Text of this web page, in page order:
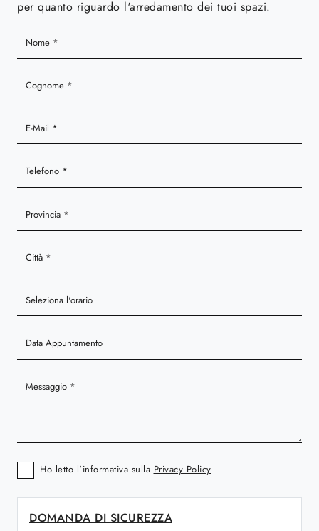
per quanto riguardo l'arredamento dei tuoi spazi.
Ho letto l'informativa sulla Privacy Policy
DOMANDA DI SICUREZZA